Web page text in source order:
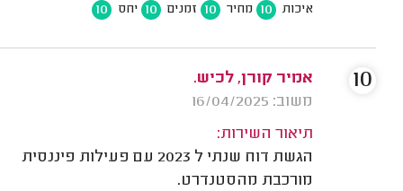
איכות 10 מחיר 10 זמנים 10 יחס 10
אמיר קורן, לכיש.
משוב: 16/04/2025
תיאור השירות:
הגשת דוח שנתי ל 2023 עם פעילות פיננסית
מורכבת מהסטנדרט.
10